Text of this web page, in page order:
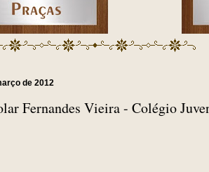
de 2012
Fernandes Vieira - Colégio